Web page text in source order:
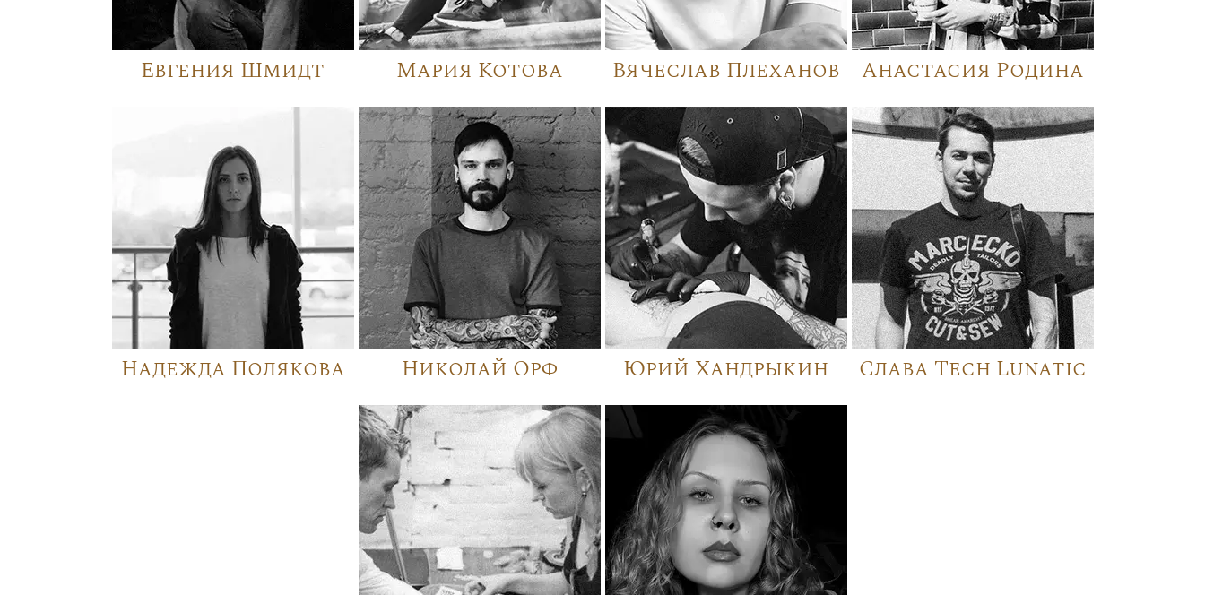
Евгения Шмидт Мария Котова Вячеслав Плеханов Анастасия Родина
Надежда Полякова Николай Орф Юрий Хандрыкин Слава Tech Lunatic